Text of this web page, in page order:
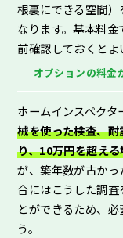
根裏にできる空間
なります。基本料
前確認しておくとよ
オプションの料金
ホームインスペク
械を使った検査、
り、10万円を超え
が、築年数が古か
合にはこうした調
とができるため、
う。